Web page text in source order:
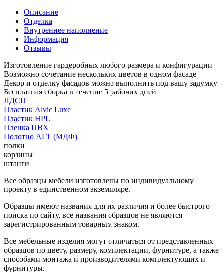
Описание
Отделка
Внутреннее наполнение
Информация
Отзывы
Изготовление гардеробных любого размера и конфигурации
Возможно сочетание нескольких цветов в одном фасаде
Декор и отделку фасадов можно выполнить под вашу задумку
Бесплатная сборка в течение 5 рабочих дней
ЛДСП
Пластик Alvic Luxe
Пластик HPL
Пленка ПВХ
Полотно АГТ (МДФ)
полки
корзины
штанги
Все образцы мебели изготовлены по индивидуальному
проекту в единственном экземпляре.
Образцы имеют названия для их различия и более быстрого
поиска по сайту, все названия образцов не являются
зарегистрированным товарным знаком.
Все мебельные изделия могут отличаться от представленных
образцов по цвету, размеру, комплектации, фурнитуре, а также
способами монтажа и производителями комплектующих и
фурнитуры.